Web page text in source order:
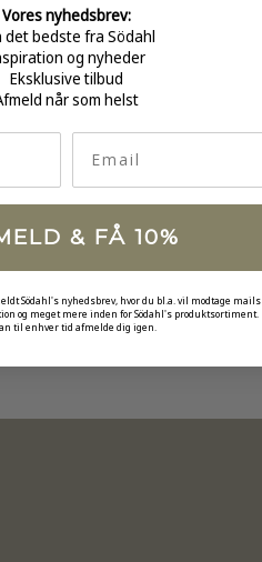
Vores nyhedsbrev:
det bedste fra Södahl
og nyheder
Eksklusive tilbud
når som helst
& FÅ 10%
Södahl's nyhedsbrev, hvor du bl.a. vil modtage mails
og meget mere inden for Södahl's produktsortiment.
til enhver tid afmelde dig igen.